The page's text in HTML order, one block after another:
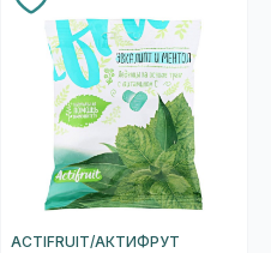
ACTIFRUIT/АКТИФРУТ